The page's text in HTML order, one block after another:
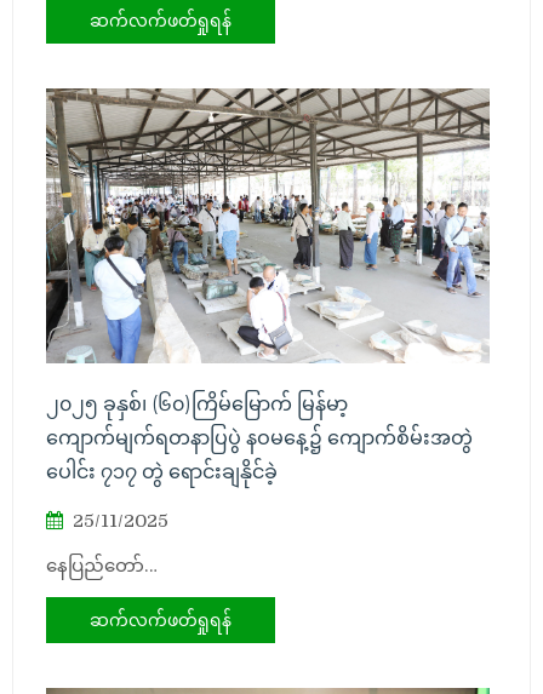
ဆက်လက်ဖတ်ရှုရန်
၂၀၂၅ ခုနှစ်၊ (၆၀)ကြိမ်မြောက် မြန်မာ့
ကျောက်မျက်ရတနာပြပွဲ နဝမနေ့၌ ကျောက်စိမ်းအတွဲ
ပေါင်း ၇၁၇ တွဲ ရောင်းချနိုင်ခဲ့
25/11/2025
နေပြည်တော်…
ဆက်လက်ဖတ်ရှုရန်